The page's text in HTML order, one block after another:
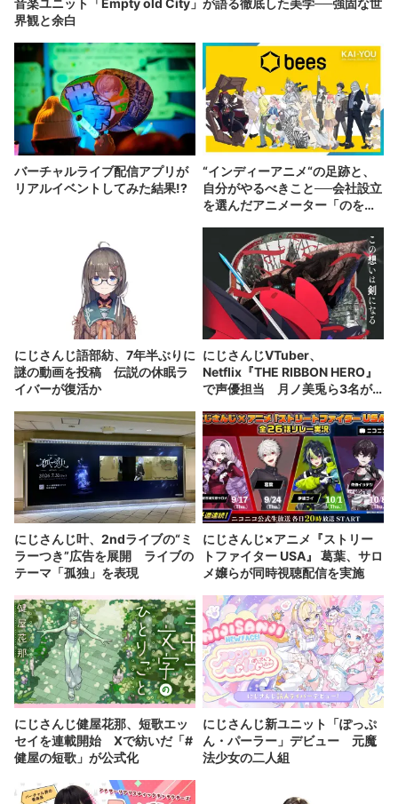
音楽ユニット「Empty old City」が語る徹底した美学──強固な世
界観と余白
バーチャルライブ配信アプリが
リアルイベントしてみた結果!?
“インディーアニメ“の足跡と、
自分がやるべきこと──会社設立
を選んだアニメーター「のを
にじさんじ語部紡、7年半ぶりに
謎の動画を投稿 伝説の休眠ラ
イバーが復活か
にじさんじVTuber、
Netflix『THE RIBBON HERO』
で声優担当 月ノ美兎ら3名が
にじさんじ叶、2ndライブの“ミ
ラーつき”広告を展開 ライブの
テーマ「孤独」を表現
にじさんじ×アニメ『ストリー
トファイター USA』 葛葉、サロ
メ嬢らが同時視聴配信を実施
にじさんじ健屋花那、短歌エッ
セイを連載開始 Xで紡いだ「#
健屋の短歌」が公式化
にじさんじ新ユニット「ぽっぷ
ん・パーラー」デビュー 元魔
法少女の二人組